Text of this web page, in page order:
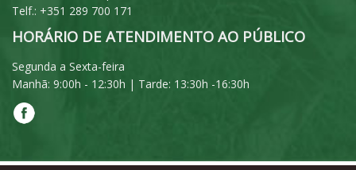
Telf.: +351 289 700 171
HORÁRIO DE ATENDIMENTO AO PÚBLICO
Segunda a Sexta-feira
Manhã: 9:00h - 12:30h | Tarde: 13:30h -16:30h